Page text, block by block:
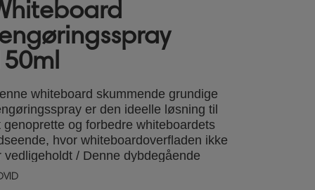
whiteboard skummende grundige
er den ideelle løsning til
genoprette og forbedre whiteboardets
hvor whiteboardoverfladen ikke
vedligeholdt / Denne dybdegående
fjerner selv de mest